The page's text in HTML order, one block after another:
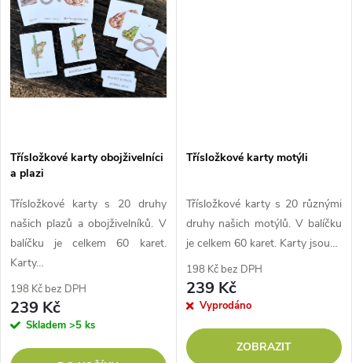
Třísložkové karty obojživelníci
a plazi
Třísložkové karty s 20 druhy
našich plazů a obojživelníků. V
balíčku je celkem 60 karet.
Karty…
198 Kč bez DPH
239 Kč
Skladem >5 ks
Třísložkové karty motýli
Třísložkové karty s 20 různými
druhy našich motýlů. V balíčku
je celkem 60 karet. Karty jsou…
198 Kč bez DPH
239 Kč
Vyprodáno
ZOBRAZIT